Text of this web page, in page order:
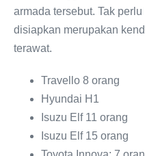
armada tersebut. Tak
disiapkan merupakan
terawat.
Travello 8 orang
Hyundai H1
Isuzu Elf 11 orang
Isuzu Elf 15 orang